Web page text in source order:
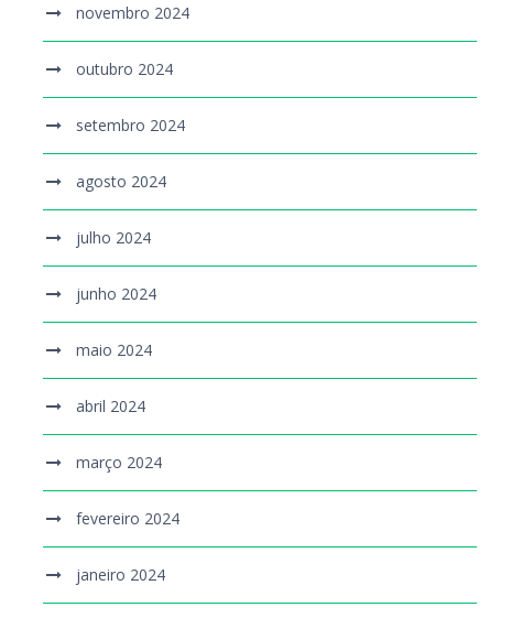
novembro 2024
outubro 2024
setembro 2024
agosto 2024
julho 2024
junho 2024
maio 2024
abril 2024
março 2024
fevereiro 2024
janeiro 2024